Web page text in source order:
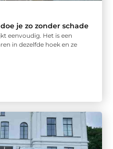
je zo zonder schade
eenvoudig. Het is een
in dezelfde hoek en ze